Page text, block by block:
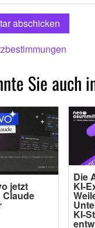
Sie auch
jetzt
Die
KI-
KI-